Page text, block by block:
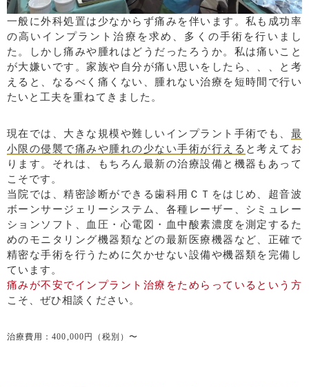
一般に外科処置は少なからず痛みを伴います。私も成功率
の高いインプラント治療を求め、多くの手術を行いまし
た。しかし痛みや腫れはどうだったろうか。私は痛いこと
が大嫌いです。家族や自分が痛い思いをしたら、、、と考
えると、なるべく痛くない、腫れない治療を短時間で行い
たいと工夫を重ねてきました。
現在では、大きな規模や難しいインプラント手術でも、 最
小限の侵襲で痛みや腫れの少ない手術が行える と考えてお
ります。それは、もちろん最新の治療設備と機器もあって
こそです。
当院では、精密診断ができる歯科用ＣＴをはじめ、超音波
ボーンサージェリーシステム、各種レーザー、シミュレー
ションソフト、血圧・心電図・血中酸素濃度を測定するた
めのモニタリング機器類などの最新医療機器など、正確で
精密な手術を行うために欠かせない設備や機器類を完備し
ています。
痛みが不安でインプラント治療をためらっているという方
こそ、ぜひ相談ください。
治療費用：400,000円（税別）〜